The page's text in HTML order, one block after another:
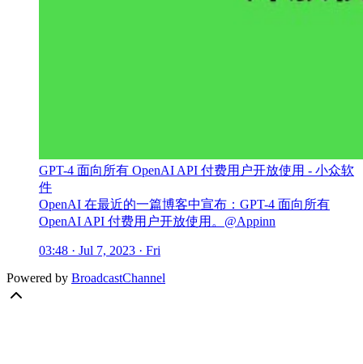
GPT-4 面向所有 OpenAI API 付费用户开放使用 - 小众软
件
OpenAI 在最近的一篇博客中宣布：GPT-4 面向所有
OpenAI API 付费用户开放使用。@Appinn
03:48 · Jul 7, 2023 · Fri
Powered by BroadcastChannel